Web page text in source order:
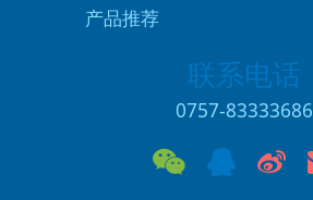
产品推荐
联系电话
0757-83333686